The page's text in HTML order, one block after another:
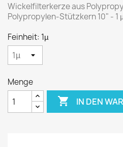
Wickelfilterkerze aus
Polypropylen-Stützkern 10" - 1
Feinheit: 1µ
Menge
 IN DEN